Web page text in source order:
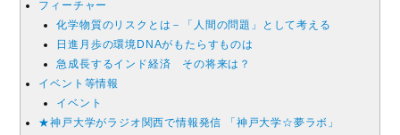
フィーチャー
化学物質のリスクとは－「人間の問題」として考える
日進月歩の環境DNAがもたらすものは
急成長するインド経済 その将来は？
イベント等情報
イベント
★神戸大学がラジオ関西で情報発信 「神戸大学☆夢ラボ」